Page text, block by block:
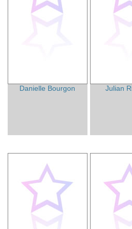
Danielle Bourgon Julian